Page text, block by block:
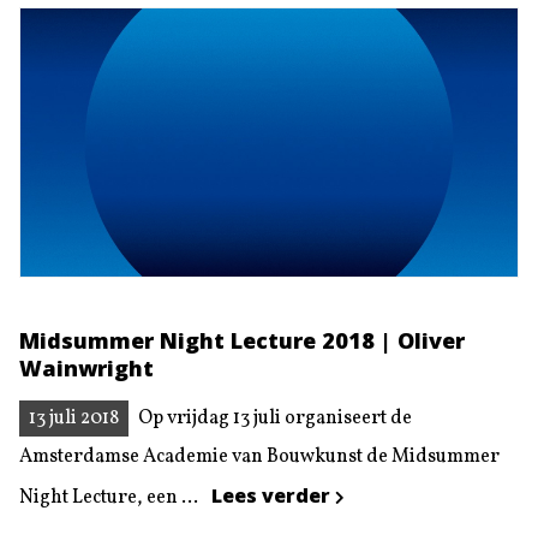
Midsummer Night Lecture 2018 | Oliver
Wainwright
13 juli 2018
Op vrijdag 13 juli organiseert de
Amsterdamse Academie van Bouwkunst de Midsummer
Night Lecture, een ... Lees verder